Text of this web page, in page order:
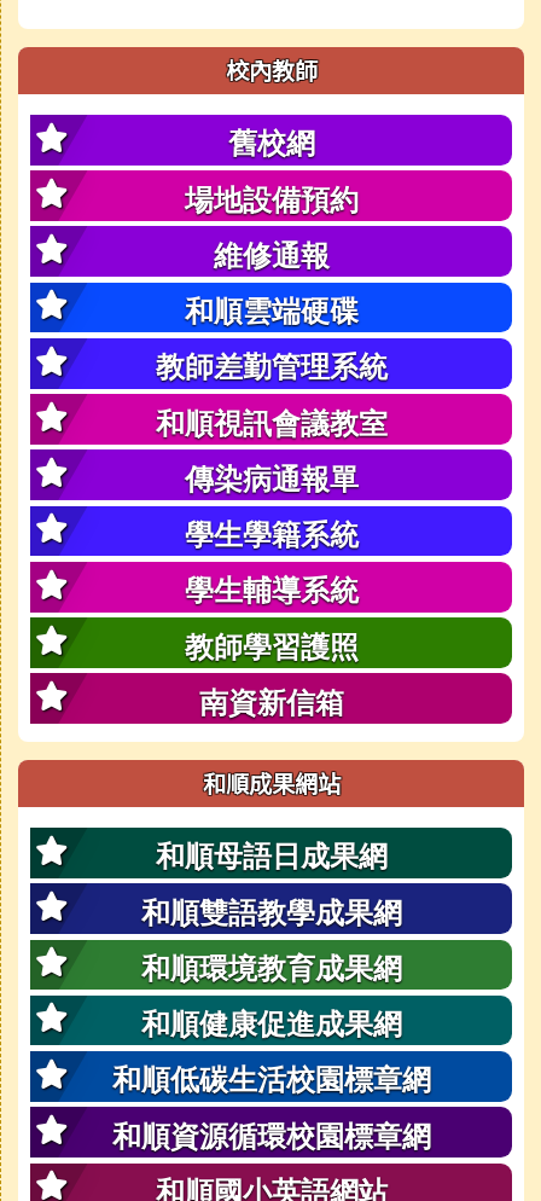
校內教師
舊校網
場地設備預約
維修通報
和順雲端硬碟
教師差勤管理系統
和順視訊會議教室
傳染病通報單
學生學籍系統
學生輔導系統
教師學習護照
南資新信箱
和順成果網站
和順母語日成果網
和順雙語教學成果網
和順環境教育成果網
和順健康促進成果網
和順低碳生活校園標章網
和順資源循環校園標章網
和順國小英語網站